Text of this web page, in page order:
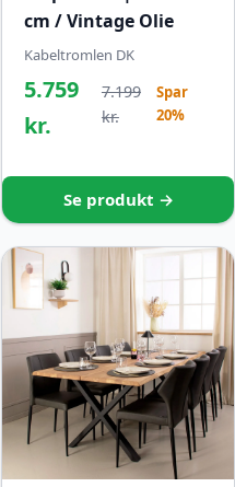
cm / Vintage Olie
Kabeltromlen DK
5.759
kr.
7.199
kr.
Spar
20%
Se produkt →